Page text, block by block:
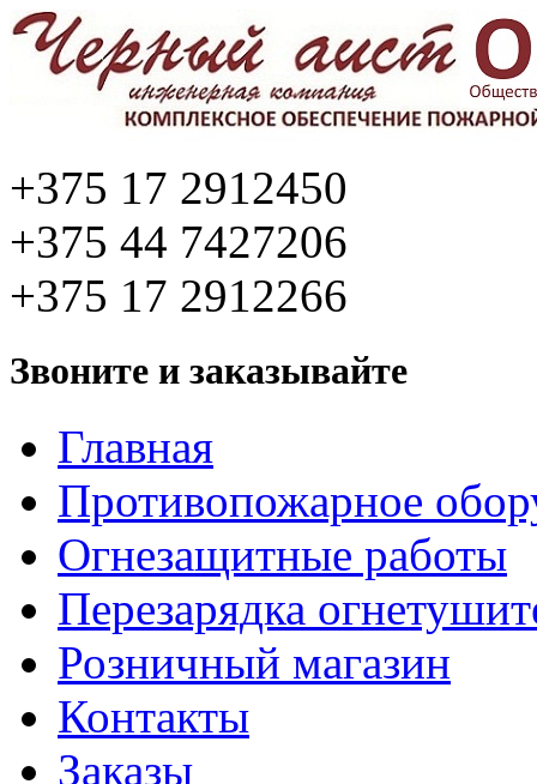
+375 17 2912450
+375 44 7427206
+375 17 2912266
Звоните и заказывайте
Главная
Противопожарное
Огнезащитные работы
Перезарядка
Розничный магазин
Контакты
Заказы